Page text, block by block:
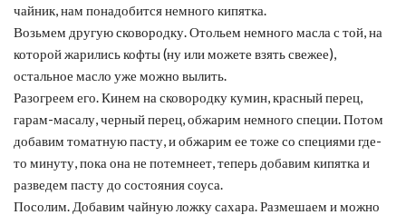
чайник, нам понадобится немного кипятка.
Возьмем другую сковородку. Отольем немного масла с той, на
которой жарились кофты (ну или можете взять свежее),
остальное масло уже можно вылить.
Разогреем его. Кинем на сковородку кумин, красный перец,
гарам-масалу, черный перец, обжарим немного специи. Потом
добавим томатную пасту, и обжарим ее тоже со специями где-
то минуту, пока она не потемнеет, теперь добавим кипятка и
разведем пасту до состояния соуса.
Посолим. Добавим чайную ложку сахара. Размешаем и можно